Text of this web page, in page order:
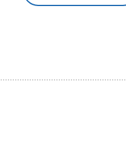
COMENTÁRIO